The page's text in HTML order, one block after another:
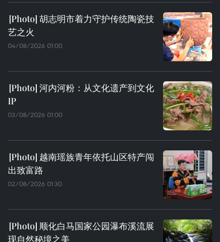
胡志明市着力守护传统陶瓷技
艺之火
04/08/2026 01:00
河内河粉：从文化遗产到文化
IP
03/08/2026 01:00
越南瑶族青年依托山区特产闯
出致富路
02/08/2026 01:30
顺化白马国家公园瀑布溪流展
现自然秘境之美